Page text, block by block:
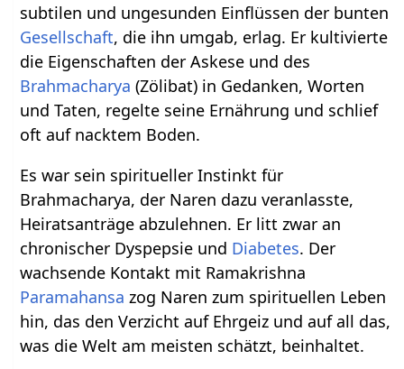
subtilen und ungesunden Einflüssen der bunten
Gesellschaft, die ihn umgab, erlag. Er kultivierte
die Eigenschaften der Askese und des
Brahmacharya (Zölibat) in Gedanken, Worten
und Taten, regelte seine Ernährung und schlief
oft auf nacktem Boden.
Es war sein spiritueller Instinkt für
Brahmacharya, der Naren dazu veranlasste,
Heiratsanträge abzulehnen. Er litt zwar an
chronischer Dyspepsie und Diabetes. Der
wachsende Kontakt mit Ramakrishna
Paramahansa zog Naren zum spirituellen Leben
hin, das den Verzicht auf Ehrgeiz und auf all das,
was die Welt am meisten schätzt, beinhaltet.